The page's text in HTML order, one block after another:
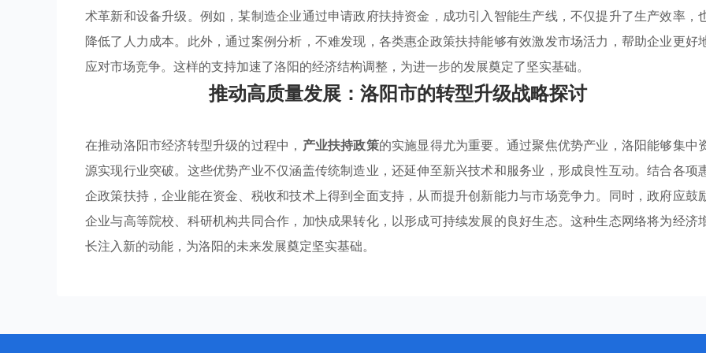
术革新和设备升级。例如，某制造企业通过申请政府扶持资金，成功引入智能生产线，不仅提升了生产效率，
降低了人力成本。此外，通过案例分析，不难发现，各类惠企政策扶持能够有效激发市场活力，帮助企业更好
应对市场竞争。这样的支持加速了洛阳的经济结构调整，为进一步的发展奠定了坚实基础。
推动高质量发展：洛阳市的转型升级战略探讨
在推动洛阳市经济转型升级的过程中， 产业扶持政策的实施显得尤为重要。通过聚焦优势产业，洛阳能够集中
源实现行业突破。这些优势产业不仅涵盖传统制造业，还延伸至新兴技术和服务业，形成良性互动。结合各项
企政策扶持，企业能在资金、税收和技术上得到全面支持，从而提升创新能力与市场竞争力。同时，政府应鼓
企业与高等院校、科研机构共同合作，加快成果转化，以形成可持续发展的良好生态。这种生态网络将为经济
长注入新的动能，为洛阳的未来发展奠定坚实基础。